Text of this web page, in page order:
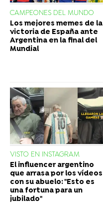
CAMPEONES DEL MUNDO
Los mejores memes de la
victoria de España ante
Argentina en la final del
Mundial
VISTO EN INSTAGRAM
El influencer argentino
que arrasa por los vídeos
con su abuelo: "Esto es
una fortuna para un
jubilado"